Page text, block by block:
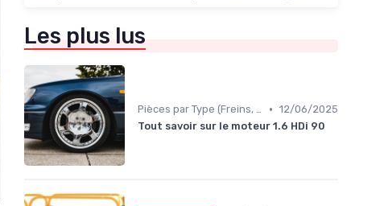
Les plus lus
Pièces par Type (Freins, Moteur, etc.) • 12/06/2025
Tout savoir sur le moteur 1.6 HDi 90